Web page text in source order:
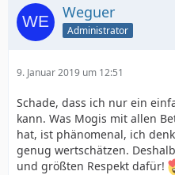
Weguer
Administrator
9. Januar 2019 um 12:51
Schade, dass ich nur ein
kann. Was Mogis mit allen
hat, ist phänomenal, ich
genug wertschätzen.
und größten Respekt dafür!